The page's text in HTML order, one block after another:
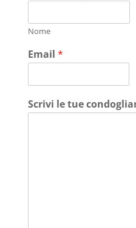
Nome
Email *
Scrivi le tue